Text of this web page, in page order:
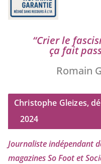
“Crier le
ça fait
Romain
Christophe Gleizes,
2024
Journaliste indé­pen­dant
maga­zines So Foot et